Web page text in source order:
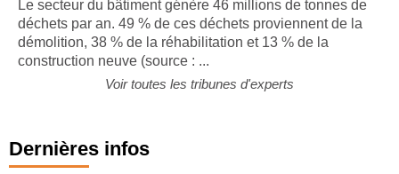
Le secteur du bâtiment génère 46 millions de tonnes de
déchets par an. 49 % de ces déchets proviennent de la
démolition, 38 % de la réhabilitation et 13 % de la
Dernières infos